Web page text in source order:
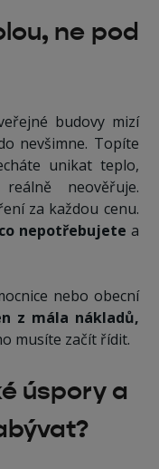
ne pod
budovy mizí
nevšimne. Topíte
unikat teplo,
neověřuje.
za každou cenu.
nepotřebujete a
nebo obecní
z mála nákladů,
musíte začít řídit.
úspory a